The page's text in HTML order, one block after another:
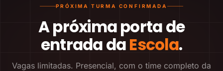
PRÓXIMA TURMA CONFIRMADA
A próxima porta de
entrada daEscola.
Vagas limitadas. Presencial, com o time completo da